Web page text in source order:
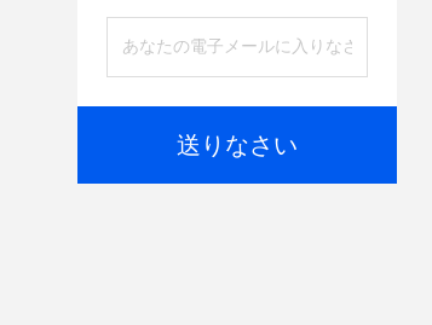
送りなさい